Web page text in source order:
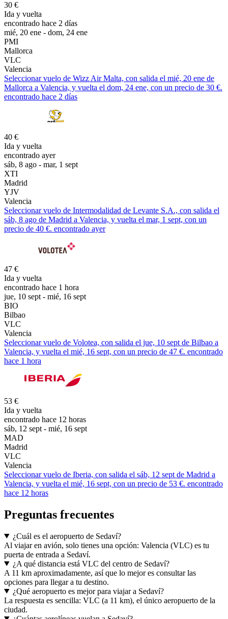
30 €
Ida y vuelta
encontrado hace 2 días
mié, 20 ene - dom, 24 ene
PMI
Mallorca
VLC
Valencia
Seleccionar vuelo de Wizz Air Malta, con salida el mié, 20 ene de
Mallorca a Valencia, y vuelta el dom, 24 ene, con un precio de 30 €.
encontrado hace 2 días
40 €
Ida y vuelta
encontrado ayer
sáb, 8 ago - mar, 1 sept
XTI
Madrid
YJV
Valencia
Seleccionar vuelo de Intermodalidad de Levante S.A., con salida el
sáb, 8 ago de Madrid a Valencia, y vuelta el mar, 1 sept, con un
precio de 40 €. encontrado ayer
47 €
Ida y vuelta
encontrado hace 1 hora
jue, 10 sept - mié, 16 sept
BIO
Bilbao
VLC
Valencia
Seleccionar vuelo de Volotea, con salida el jue, 10 sept de Bilbao a
Valencia, y vuelta el mié, 16 sept, con un precio de 47 €. encontrado
hace 1 hora
53 €
Ida y vuelta
encontrado hace 12 horas
sáb, 12 sept - mié, 16 sept
MAD
Madrid
VLC
Valencia
Seleccionar vuelo de Iberia, con salida el sáb, 12 sept de Madrid a
Valencia, y vuelta el mié, 16 sept, con un precio de 53 €. encontrado
hace 12 horas
Preguntas frecuentes
¿Cuál es el aeropuerto de Sedaví?
Al viajar en avión, solo tienes una opción: Valencia (VLC) es tu
puerta de entrada a Sedaví.
¿A qué distancia está VLC del centro de Sedaví?
A 11 km aproximadamente, así que lo mejor es consultar las
opciones para llegar a tu destino.
¿Qué aeropuerto es mejor para viajar a Sedaví?
La respuesta es sencilla: VLC (a 11 km), el único aeropuerto de la
ciudad.